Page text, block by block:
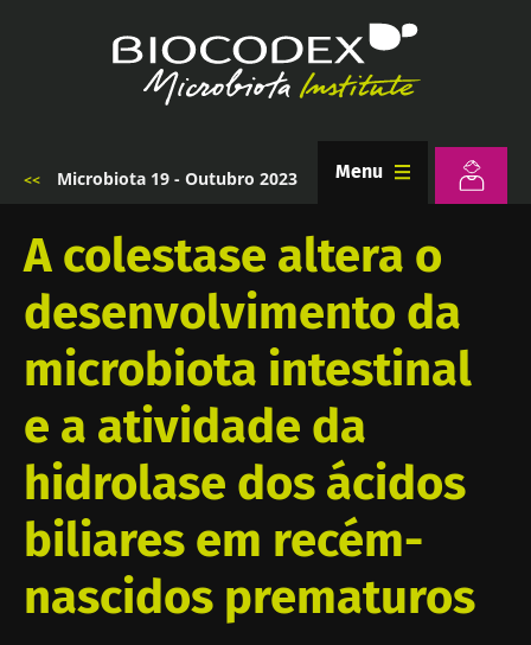
Microbiota 19 - Outubro 2023 Menu
A colestase altera o
desenvolvimento da
microbiota intestinal
e a atividade da
hidrolase dos ácidos
biliares em recém-
nascidos prematuros